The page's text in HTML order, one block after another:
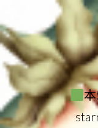
to
content